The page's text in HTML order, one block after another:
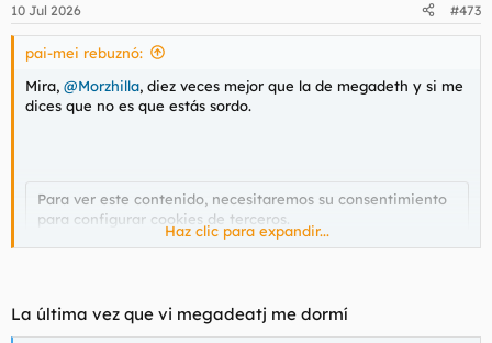
e
s
10 Jul 2026 #473
pai-mei rebuznó:
Mira, @Morzhilla, diez veces mejor que la de megadeth y si me
dices que no es que estás sordo.
Para ver este contenido, necesitaremos su consentimiento
para configurar cookies de terceros.
Para obtener información más detallada, consulte nuestra
Haz clic para expandir...
La última vez que vi megadeatj me dormí